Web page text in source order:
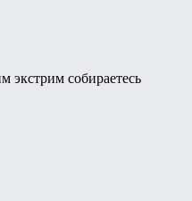
экстрим собираетесь